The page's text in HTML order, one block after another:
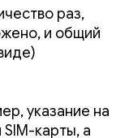
раз,
и общий
указание на
карты, а